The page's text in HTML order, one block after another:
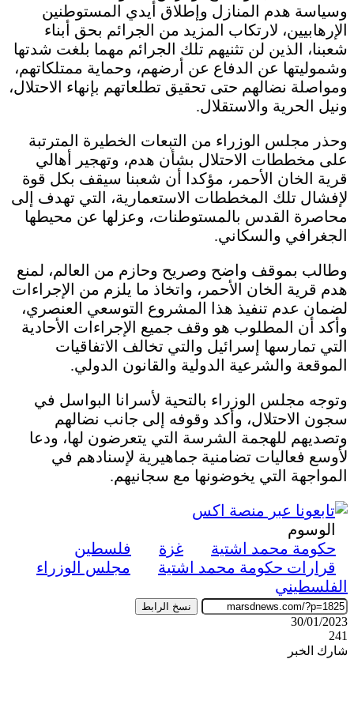
وسياسة هدم المنازل وإطلاق أيدي المستوطنين
الإرهابيين، لارتكاب المزيد من الجرائم بحق أبناء
شعبنا، الذين لن تثنيهم تلك الجرائم مهما بلغت شدتها
وشموليتها عن الدفاع عن أرضهم، وحماية ممتلكاتهم،
ومواصلة نضالهم حتى تحقيق تطلعاتهم بإنهاء الاحتلال،
ونيل الحرية والاستقلال.
وحذر مجلس الوزراء من التبعات الخطيرة المترتبة
على مخططات الاحتلال بشأن هدم، وتهجير أهالي
قرية الخان الأحمر، مؤكدا أن شعبنا سيقف بكل قوة
لإفشال تلك المخططات الاستعمارية، التي تهدف إلى
محاصرة القدس بالمستوطنات، وعزلها عن محيطها
الجغرافي والسكاني.
وطالب بموقف واضح وصريح وحازم من العالم، لمنع
هدم قرية الخان الأحمر، واتخاذ ما يلزم من الإجراءات
لضمان عدم تنفيذ هذا المشروع التوسعي العنصري،
وأكد أن المطلوب هو وقف جميع الإجراءات الأحادية
التي تمارسها إسرائيل والتي تخالف الاتفاقيات
الموقعة والشرعية الدولية والقانون الدولي.
وتوجه مجلس الوزراء بالتحية لأسرانا البواسل في
سجون الاحتلال، وأكد وقوفه إلى جانب نضالهم
وتصديهم للهجمة الشرسة التي يتعرضون لها، ودعا
لأوسع فعاليات تضامنية جماهيرية لإسنادهم في
المواجهة التي يخوضونها مع سجانيهم.
الوسوم
حكومة محمد اشتية
غزة
فلسطين
قرارات حكومة محمد اشتية
مجلس الوزراء
الفلسطيني
نسخ الرابط
30/01/2023
241
شارك الخبر